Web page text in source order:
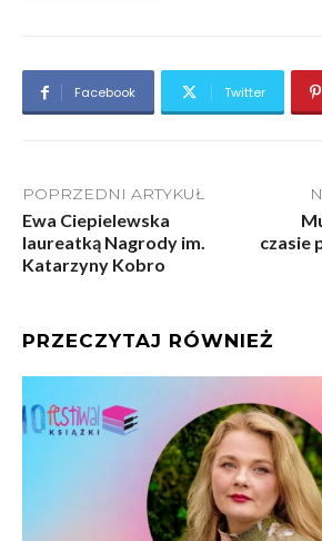
Facebook Twitter
POPRZEDNI ARTYKUŁ
Ewa Ciepielewska
laureatką Nagrody im.
Katarzyny Kobro
czasie
PRZECZYTAJ RÓWNIEŻ